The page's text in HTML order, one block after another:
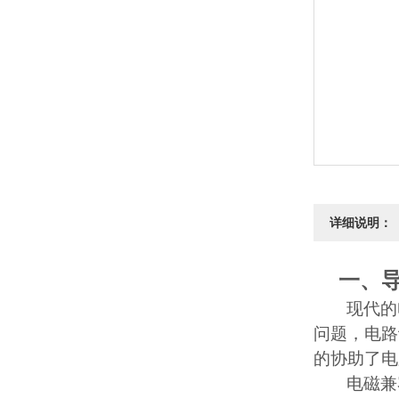
详细说明：
一、
现代
问题，电
的协助了
电磁